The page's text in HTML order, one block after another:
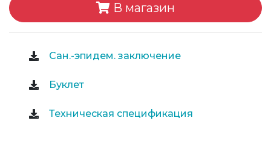
В магазин
Сан.-эпидем. заключение
Буклет
Техническая спецификация